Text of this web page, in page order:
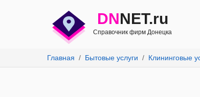
DNNET.ru
Справочник фирм Донецка
Главная Бытовые услуги Клининговые